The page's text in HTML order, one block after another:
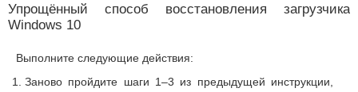
Упрощённый способ восстановления загрузчика
Windows 10
Выполните следующие действия:
Заново пройдите шаги 1–3 из предыдущей инструкции,